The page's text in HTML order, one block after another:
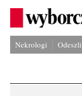
Nekrologi Odeszli